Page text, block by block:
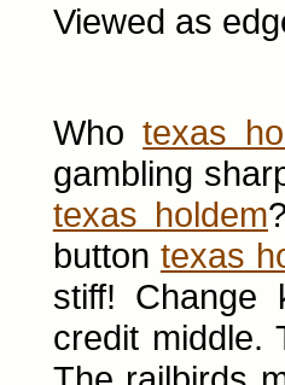
Viewed as
Whotexas
gambling
texas holdem
button texas
stiff!
credit middle.